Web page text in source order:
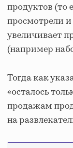
продуктов (то
просмотрели
увеличивает
(например
Тогда как
«осталось
продажам
на